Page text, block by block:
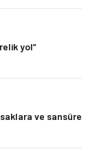
yol”
ve sansüre